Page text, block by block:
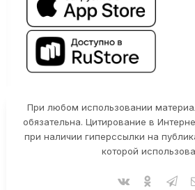
При любом использовании
обязательна. Цитирование в
при наличии гиперссылки на
которой